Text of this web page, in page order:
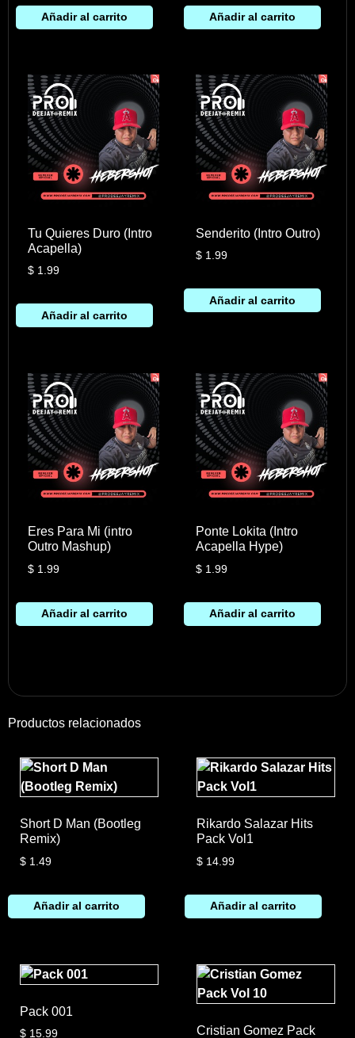
Añadir al carrito Añadir al carrito
Tu Quieres Duro (Intro
Acapella)
$1.99
Añadir al carrito
Senderito (Intro Outro)
$ 1.99
Añadir al carrito
Eres Para Mi (intro
Outro Mashup)
$1.99
Añadir al carrito
Ponte Lokita (Intro
Acapella Hype)
$ 1.99
Añadir al carrito
Productos relacionados
Short D Man (Bootleg
Remix)
$ 1.49
Añadir al carrito
Rikardo Salazar Hits
Pack Vol1
$14.99
Añadir al carrito
Pack 001
$ 15.99 Cristian Gomez Pack